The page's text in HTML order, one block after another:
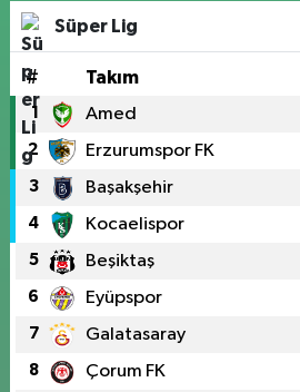
Süper Lig
# Takım
1 Amed
2 Erzurumspor FK
3 Başakşehir
4 Kocaelispor
5 Beşiktaş
6 Eyüpspor
7 Galatasaray
8 Çorum FK